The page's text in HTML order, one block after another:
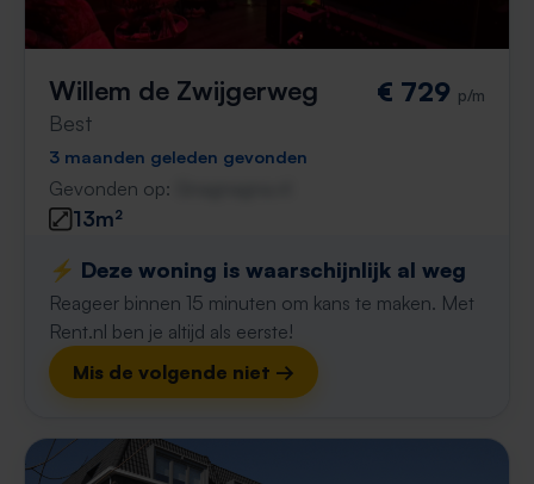
Willem de Zwijgerweg
Best
€ 729 p/m
3 maanden geleden gevonden
Gevonden op:
13m²
⚡️ Deze woning is waarschijnlijk al weg
Reageer binnen 15 minuten om kans te maken. Met
Rent.nl ben je altijd als eerste!
Mis de volgende niet →